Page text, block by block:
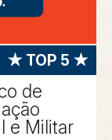
★ TOP 5 ★
de
e Militar